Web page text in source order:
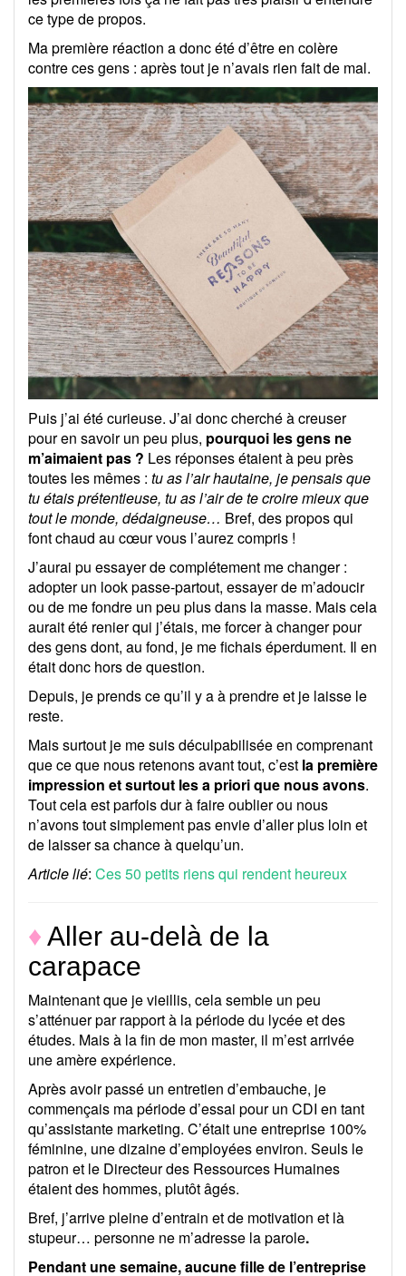
ce type de propos.
Ma première réaction a donc été d’être en colère
contre ces gens : après tout je n’avais rien fait de mal.
Puis j’ai été curieuse. J’ai donc cherché à creuser
pour en savoir un peu plus, pourquoi les gens ne
m’aimaient pas ? Les réponses étaient à peu près
toutes les mêmes : tu as l’air hautaine, je pensais que
tu étais prétentieuse, tu as l’air de te croire mieux que
tout le monde, dédaigneuse… Bref, des propos qui
font chaud au cœur vous l’aurez compris !
J’aurai pu essayer de complétement me changer :
adopter un look passe-partout, essayer de m’adoucir
ou de me fondre un peu plus dans la masse. Mais cela
aurait été renier qui j’étais, me forcer à changer pour
des gens dont, au fond, je me fichais éperdument. Il en
était donc hors de question.
Depuis, je prends ce qu’il y a à prendre et je laisse le
reste.
Mais surtout je me suis déculpabilisée en comprenant
que ce que nous retenons avant tout, c’est la première
impression et surtout les a priori que nous avons.
Tout cela est parfois dur à faire oublier ou nous
n’avons tout simplement pas envie d’aller plus loin et
de laisser sa chance à quelqu’un.
Article lié: Ces 50 petits riens qui rendent heureux
♦ Aller au-delà de la
carapace
Maintenant que je vieillis, cela semble un peu
s’atténuer par rapport à la période du lycée et des
études. Mais à la fin de mon master, il m’est arrivée
une amère expérience.
Après avoir passé un entretien d’embauche, je
commençais ma période d’essai pour un CDI en tant
qu’assistante marketing. C’était une entreprise 100%
féminine, une dizaine d’employées environ. Seuls le
patron et le Directeur des Ressources Humaines
étaient des hommes, plutôt âgés.
Bref, j’arrive pleine d’entrain et de motivation et là
stupeur… personne ne m’adresse la parole.
Pendant une semaine, aucune fille de l’entreprise